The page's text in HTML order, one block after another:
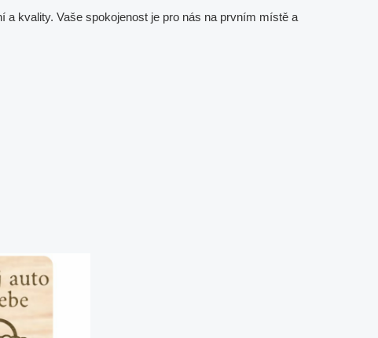
kvality. Vaše spokojenost je pro nás na prvním místě a